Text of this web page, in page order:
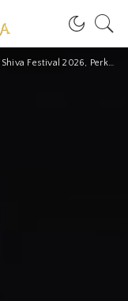
2026, Perkuat Daya Tarik Wisata Religi Yogyakarta